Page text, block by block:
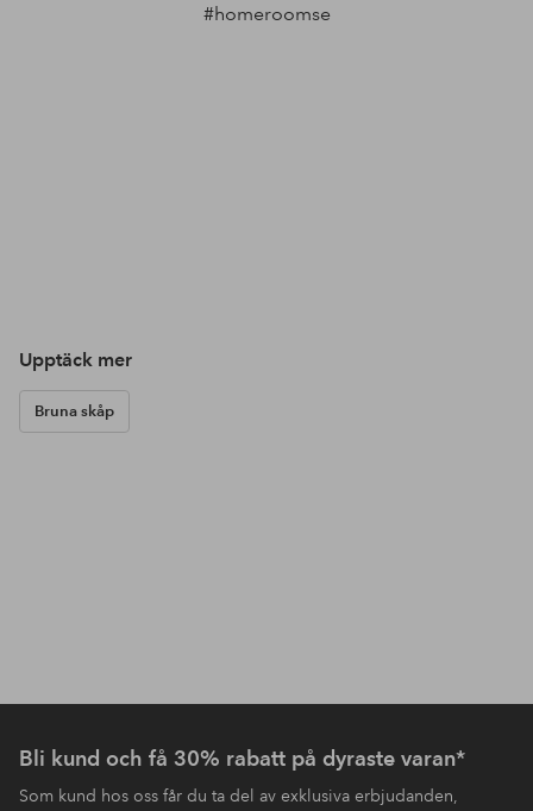
#homeroomse
Upptäck mer
Bruna skåp
Bli kund och få 30% rabatt på dyraste varan*
Som kund hos oss får du ta del av exklusiva erbjudanden,